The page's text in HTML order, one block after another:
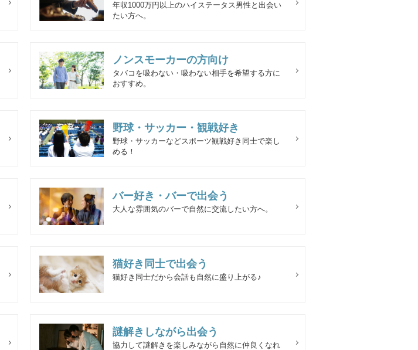
年収1000万円以上のハイステータス男性と出会い
たい方へ。
ノンスモーカーの方向け
タバコを吸わない・吸わない相手を希望する方に
おすすめ。
野球・サッカー・観戦好き
野球・サッカーなどスポーツ観戦好き同士で楽し
める！
バー好き・バーで出会う
大人な雰囲気のバーで自然に交流したい方へ。
猫好き同士で出会う
猫好き同士だから会話も自然に盛り上がる♪
謎解きしながら出会う
協力して謎解きを楽しみながら自然に仲良くなれ